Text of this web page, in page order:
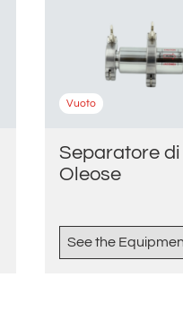
Vuoto
Separatore
Oleose
See the